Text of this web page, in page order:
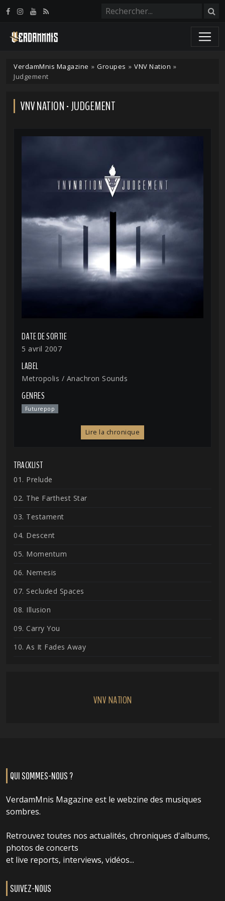
VerdamMnis Magazine » Groupes » VNV Nation »
Judgement
VNV NATION - JUDGEMENT
DATE DE SORTIE
5 avril 2007
LABEL
Metropolis / Anachron Sounds
GENRES
Futurepop
Lire la chronique
TRACKLIST
01. Prelude
02. The Farthest Star
03. Testament
04. Descent
05. Momentum
06. Nemesis
07. Secluded Spaces
08. Illusion
09. Carry You
10. As It Fades Away
VNV NATION
QUI SOMMES-NOUS ?
VerdamMnis Magazine est le webzine des musiques
sombres.
Retrouvez toutes nos actualités, chroniques d'albums,
photos de concerts
et live reports, interviews, vidéos...
SUIVEZ-NOUS
Panneau de gestion des cookies